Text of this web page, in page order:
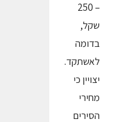
– 250
שקל,
בדומה
לאשתקד.
יצויין כי
מחירי
הסירים